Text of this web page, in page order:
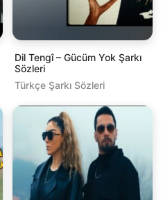
Dil Tengî – Gücüm Yok Şarkı
Sözleri
Türkçe Şarkı Sözleri